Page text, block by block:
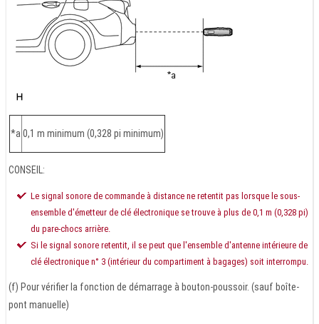
*a 0,1 m minimum (0,328 pi minimum)
CONSEIL:
Le signal sonore de commande à distance ne retentit pas lorsque le sous-
ensemble d'émetteur de clé électronique se trouve à plus de 0,1 m (0,328 pi)
du pare-chocs arrière.
Si le signal sonore retentit, il se peut que l'ensemble d'antenne intérieure de
clé électronique n° 3 (intérieur du compartiment à bagages) soit interrompu.
(f) Pour vérifier la fonction de démarrage à bouton-poussoir. (sauf boîte-
pont manuelle)